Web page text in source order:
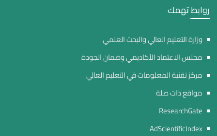
روابط تهمك
وزارة التعليم العالي والبحث العلمي
مجلس الاعتماد الأكاديمي وضمان الجودة
مركز تقنية المعلومات في التعليم العالي
مواقع ذات صلة
ResearchGate
AdScientificIndex